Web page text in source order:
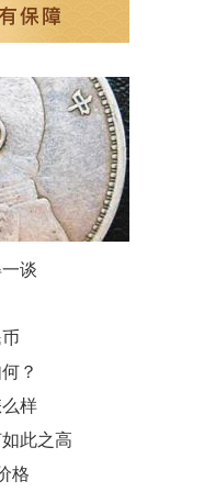
谈
？
样
此之高
格